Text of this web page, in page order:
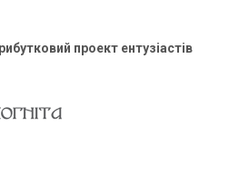
проект ентузіастів